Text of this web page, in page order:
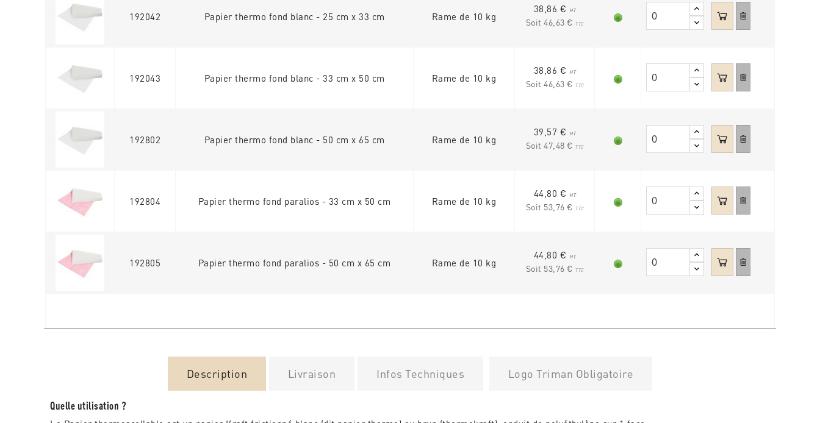
192042 Papier thermo fond blanc - 25 cm x 33 cm Rame de 10 kg
38,86 € HT
Soit 46,63 € TTC
192043 Papier thermo fond blanc - 33 cm x 50 cm Rame de 10 kg
38,86 € HT
Soit 46,63 € TTC
192802 Papier thermo fond blanc - 50 cm x 65 cm Rame de 10 kg
39,57 € HT
Soit 47,48 € TTC
192804 Papier thermo fond paralios - 33 cm x 50 cm Rame de 10 kg
44,80 € HT
Soit 53,76 € TTC
192805 Papier thermo fond paralios - 50 cm x 65 cm Rame de 10 kg
44,80 € HT
Soit 53,76 € TTC
Description Livraison Infos Techniques Logo Triman Obligatoire
Quelle utilisation ?